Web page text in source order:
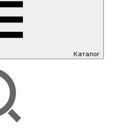
Каталог